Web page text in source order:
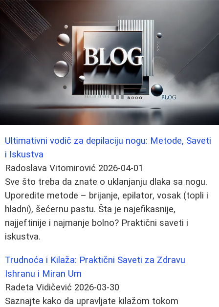
Ultimativni vodič za depilaciju nogu: Metode, Saveti
i Iskustva
Radoslava Vitomirović 2026-04-01
Sve što treba da znate o uklanjanju dlaka sa nogu.
Uporedite metode – brijanje, epilator, vosak (topli i
hladni), šećernu pastu. Šta je najefikasnije,
najjeftinije i najmanje bolno? Praktični saveti i
iskustva.
Trudnoća i Kilaža: Praktični Saveti za Zdravu
Ishranu i Miran Um
Radeta Vidičević 2026-03-30
Saznajte kako da upravljate kilažom tokom